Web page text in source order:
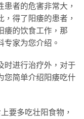
患者的危害非常大，
得了阳痿的患者，
痿的饮食工作，那
专家为您介绍。
时进行治疗外，对于
您简单介绍阳痿吃什
要多吃壮阳食物，